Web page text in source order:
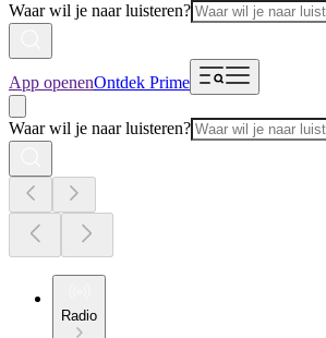
Waar wil je naar luisteren?
App openenOntdek Prime
Waar wil je naar luisteren?
Radio